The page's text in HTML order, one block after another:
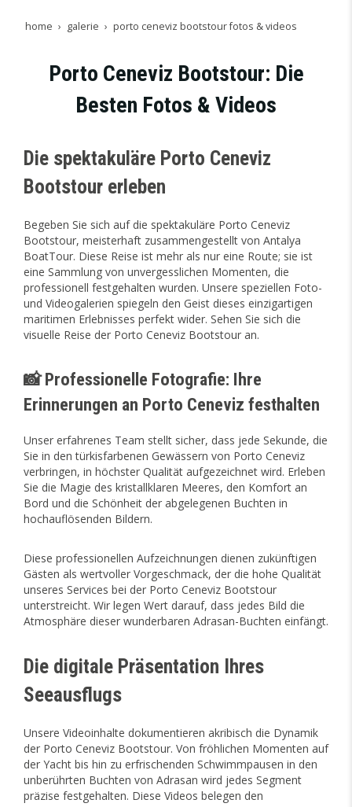
home galerie porto ceneviz bootstour fotos & videos
Porto Ceneviz Bootstour: Die
Besten Fotos & Videos
Die spektakuläre Porto Ceneviz
Bootstour erleben
Begeben Sie sich auf die spektakuläre Porto Ceneviz
Bootstour, meisterhaft zusammengestellt von Antalya
BoatTour. Diese Reise ist mehr als nur eine Route; sie ist
eine Sammlung von unvergesslichen Momenten, die
professionell festgehalten wurden. Unsere speziellen Foto-
und Videogalerien spiegeln den Geist dieses einzigartigen
maritimen Erlebnisses perfekt wider. Sehen Sie sich die
visuelle Reise der Porto Ceneviz Bootstour an.
📸 Professionelle Fotografie: Ihre
Erinnerungen an Porto Ceneviz festhalten
Unser erfahrenes Team stellt sicher, dass jede Sekunde, die
Sie in den türkisfarbenen Gewässern von Porto Ceneviz
verbringen, in höchster Qualität aufgezeichnet wird. Erleben
Sie die Magie des kristallklaren Meeres, den Komfort an
Bord und die Schönheit der abgelegenen Buchten in
hochauflösenden Bildern.
Diese professionellen Aufzeichnungen dienen zukünftigen
Gästen als wertvoller Vorgeschmack, der die hohe Qualität
unseres Services bei der Porto Ceneviz Bootstour
unterstreicht. Wir legen Wert darauf, dass jedes Bild die
Atmosphäre dieser wunderbaren Adrasan-Buchten einfängt.
Die digitale Präsentation Ihres
Seeausflugs
Unsere Videoinhalte dokumentieren akribisch die Dynamik
der Porto Ceneviz Bootstour. Von fröhlichen Momenten auf
der Yacht bis hin zu erfrischenden Schwimmpausen in den
unberührten Buchten von Adrasan wird jedes Segment
präzise festgehalten. Diese Videos belegen den